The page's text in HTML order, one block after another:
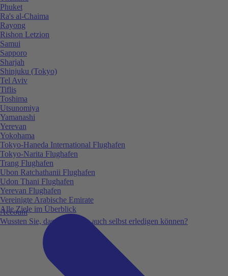
Account
Wussten Sie, dass Sie vieles auch selbst erledigen können?
Phuket
Ra's al-Chaima
Rayong
Rishon Letzion
Samui
Sapporo
Sharjah
Shinjuku (Tokyo)
Tel Aviv
Tiflis
Toshima
Utsunomiya
Yamanashi
Yerevan
Yokohama
Tokyo-Haneda International Flughafen
Tokyo-Narita Flughafen
Trang Flughafen
Ubon Ratchathanii Flughafen
Udon Thani Flughafen
Yerevan Flughafen
Vereinigte Arabische Emirate
Alle Ziele im Überblick